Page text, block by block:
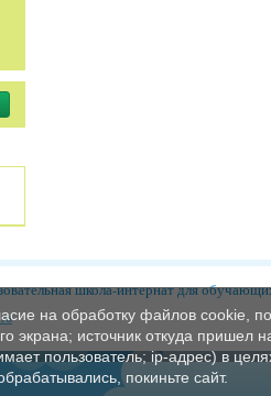
школа-интернат для
на обработку файлов cookie,
экрана; источник откуда
пользователь; ip-адрес) в
покиньте сайт.